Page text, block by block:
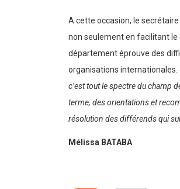
A cette occasion, le
non seulement en facilitant le
département éprouve des
organisations internationales.
c’est tout le spectre du champ
terme, des orientations et
résolution des différends qui
Mélissa BATABA